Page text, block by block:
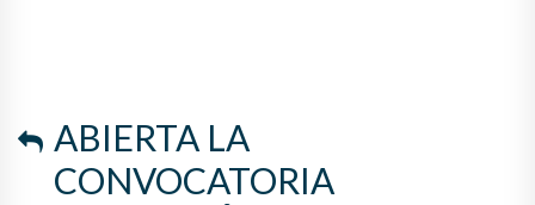
ABIERTA LA
CONVOCATORIA